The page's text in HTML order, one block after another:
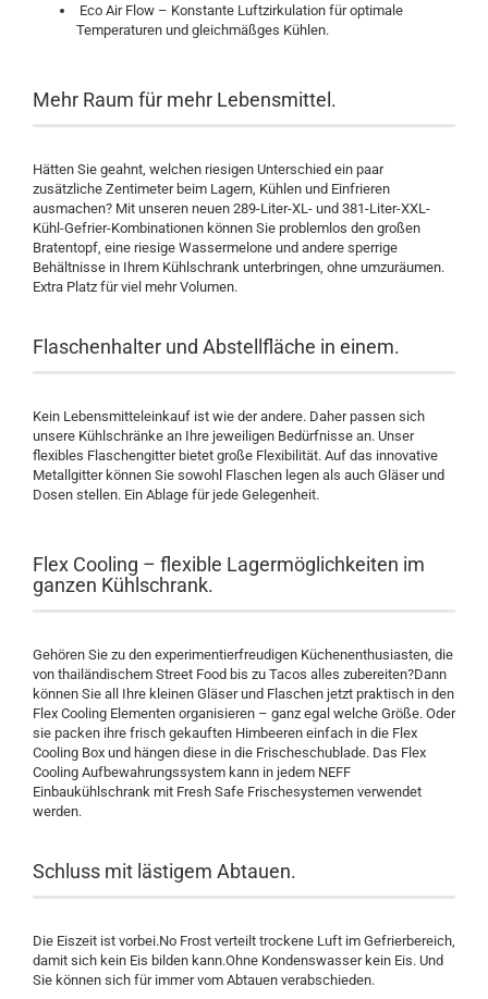
Eco Air Flow – Konstante Luftzirkulation für optimale
Temperaturen und gleichmäßges Kühlen.
Mehr Raum für mehr Lebensmittel.
Hätten Sie geahnt, welchen riesigen Unterschied ein paar
zusätzliche Zentimeter beim Lagern, Kühlen und Einfrieren
ausmachen? Mit unseren neuen 289-Liter-XL- und 381-Liter-XXL-
Kühl-Gefrier-Kombinationen können Sie problemlos den großen
Bratentopf, eine riesige Wassermelone und andere sperrige
Behältnisse in Ihrem Kühlschrank unterbringen, ohne umzuräumen.
Extra Platz für viel mehr Volumen.
Flaschenhalter und Abstellfläche in einem.
Kein Lebensmitteleinkauf ist wie der andere. Daher passen sich
unsere Kühlschränke an Ihre jeweiligen Bedürfnisse an. Unser
flexibles Flaschengitter bietet große Flexibilität. Auf das innovative
Metallgitter können Sie sowohl Flaschen legen als auch Gläser und
Dosen stellen. Ein Ablage für jede Gelegenheit.
Flex Cooling – flexible Lagermöglichkeiten im
ganzen Kühlschrank.
Gehören Sie zu den experimentierfreudigen Küchenenthusiasten, die
von thailändischem Street Food bis zu Tacos alles zubereiten?Dann
können Sie all Ihre kleinen Gläser und Flaschen jetzt praktisch in den
Flex Cooling Elementen organisieren – ganz egal welche Größe. Oder
sie packen ihre frisch gekauften Himbeeren einfach in die Flex
Cooling Box und hängen diese in die Frischeschublade. Das Flex
Cooling Aufbewahrungssystem kann in jedem NEFF
Einbaukühlschrank mit Fresh Safe Frischesystemen verwendet
werden.
Schluss mit lästigem Abtauen.
Die Eiszeit ist vorbei.No Frost verteilt trockene Luft im Gefrierbereich,
damit sich kein Eis bilden kann.Ohne Kondenswasser kein Eis. Und
Sie können sich für immer vom Abtauen verabschieden.